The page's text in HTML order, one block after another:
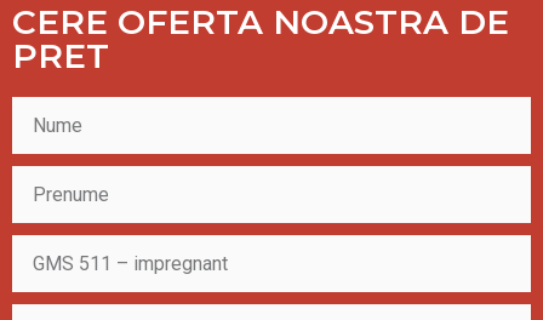
CERE OFERTA NOASTRA DE
PRET